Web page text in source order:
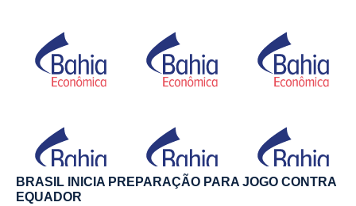
BRASIL INICIA PREPARAÇÃO PARA JOGO CONTRA
EQUADOR